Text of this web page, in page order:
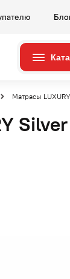
Матрасы LUXURY